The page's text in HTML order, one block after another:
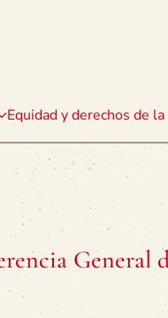
Equidad y derechos de
General